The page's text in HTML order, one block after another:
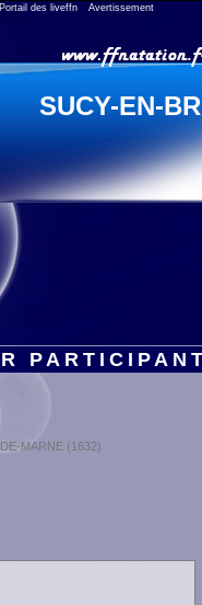
Portail des liveffn Avertissement
SUCY-EN-
MARNE (1632)